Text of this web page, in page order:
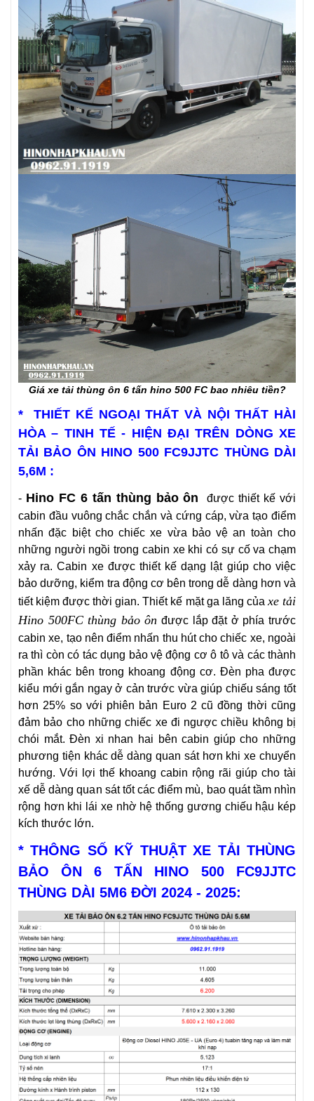
Giá xe tải thùng ôn 6 tấn hino 500 FC bao nhiêu tiền?
* THIẾT KẾ NGOẠI THẤT VÀ NỘI THẤT HÀI
HÒA – TINH TẾ - HIỆN ĐẠI TRÊN DÒNG XE
TẢI BẢO ÔN HINO 500 FC9JJTC THÙNG DÀI
5,6M :
- Hino FC 6 tấn thùng bảo ôn được thiết kế với
cabin đầu vuông chắc chắn và cứng cáp, vừa tạo điểm
nhấn đặc biệt cho chiếc xe vừa bảo vệ an toàn cho
những người ngồi trong cabin xe khi có sự cố va chạm
xảy ra. Cabin xe được thiết kế dạng lật giúp cho việc
bảo dưỡng, kiểm tra động cơ bên trong dễ dàng hơn và
tiết kiệm được thời gian. Thiết kế mặt ga lăng của xe tải
Hino 500FC thùng bảo ôn được lắp đặt ở phía trước
cabin xe, tạo nên điểm nhấn thu hút cho chiếc xe, ngoài
ra thì còn có tác dụng bảo vệ động cơ ô tô và các thành
phần khác bên trong khoang động cơ. Đèn pha được
kiểu mới gắn ngay ở cản trước vừa giúp chiếu sáng tốt
hơn 25% so với phiên bản Euro 2 cũ đồng thời cũng
đảm bảo cho những chiếc xe đi ngược chiều không bị
chói mắt. Đèn xi nhan hai bên cabin giúp cho những
phương tiện khác dễ dàng quan sát hơn khi xe chuyển
hướng. Với lợi thế khoang cabin rộng rãi giúp cho tài
xế dễ dàng quan sát tốt các điểm mù, bao quát tầm nhìn
rộng hơn khi lái xe nhờ hệ thống gương chiếu hậu kép
kích thước lớn.
* THÔNG SỐ KỸ THUẬT XE TẢI THÙNG
BẢO ÔN 6 TẤN HINO 500 FC9JJTC
THÙNG DÀI 5M6 ĐỜI 2024 - 2025: